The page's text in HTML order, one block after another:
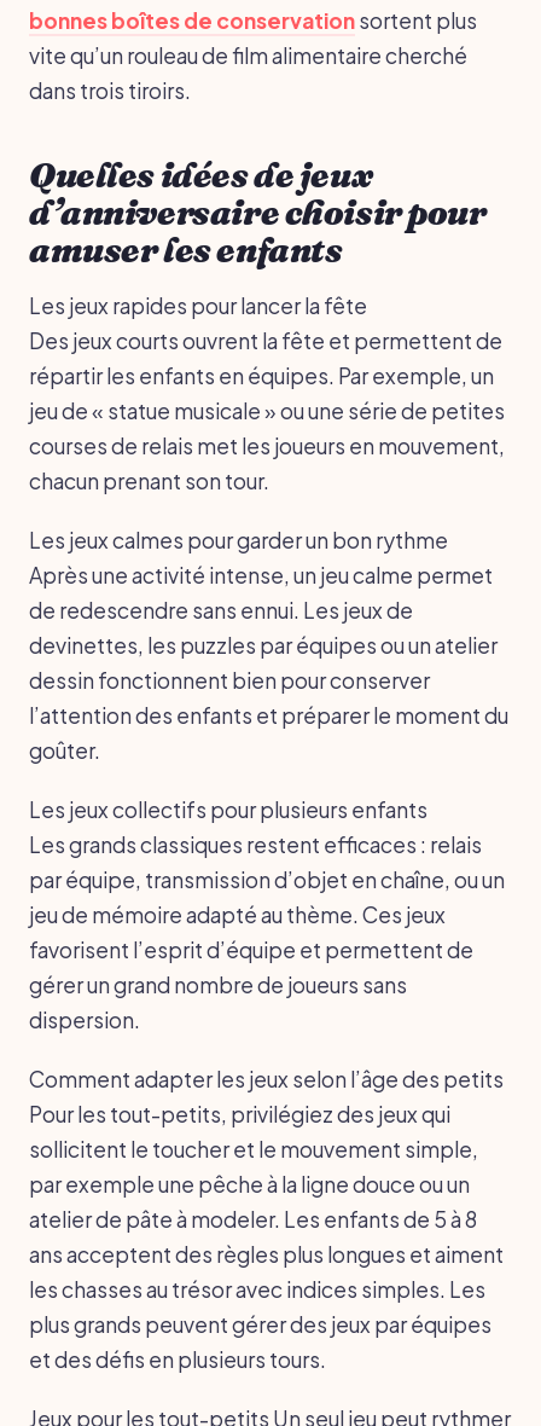
bonnes boîtes de conservationsortent plus
vite qu’un rouleau de film alimentaire cherché
dans trois tiroirs.
Quelles idées de jeux
d’anniversaire choisir pour
amuser les enfants
Les jeux rapides pour lancer la fête
Des jeux courts ouvrent la fête et permettent de
répartir les enfants en équipes. Par exemple, un
jeu de « statue musicale » ou une série de petites
courses de relais met les joueurs en mouvement,
chacun prenant son tour.
Les jeux calmes pour garder un bon rythme
Après une activité intense, un jeu calme permet
de redescendre sans ennui. Les jeux de
devinettes, les puzzles par équipes ou un atelier
dessin fonctionnent bien pour conserver
l’attention des enfants et préparer le moment du
goûter.
Les jeux collectifs pour plusieurs enfants
Les grands classiques restent efficaces : relais
par équipe, transmission d’objet en chaîne, ou un
jeu de mémoire adapté au thème. Ces jeux
favorisent l’esprit d’équipe et permettent de
gérer un grand nombre de joueurs sans
dispersion.
Comment adapter les jeux selon l’âge des petits
Pour les tout-petits, privilégiez des jeux qui
sollicitent le toucher et le mouvement simple,
par exemple une pêche à la ligne douce ou un
atelier de pâte à modeler. Les enfants de 5 à 8
ans acceptent des règles plus longues et aiment
les chasses au trésor avec indices simples. Les
plus grands peuvent gérer des jeux par équipes
et des défis en plusieurs tours.
Jeux pour les tout-petits Un seul jeu peut rythmer